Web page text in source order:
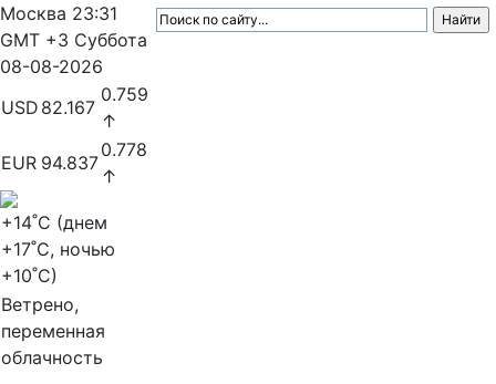
Москва 23:31
GMT +3 Суббота
08-08-2026
USD 82.167
0.759
↑
EUR 94.837
0.778
↑
+14˚C (днем
+17˚C, ночью
+10˚C)
Ветрено,
переменная
облачность